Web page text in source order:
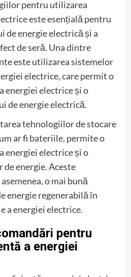
pentru utilizarea
este esențială pentru
de energie electrică și a
de seră. Una dintre
este utilizarea sistemelor
electrice, care permit o
energiei electrice și o
de energie electrică.
tehnologiilor de stocare
ar fi bateriile, permite o
energiei electrice și o
energie. Aceste
o mai bună
energie regenerabilă în
a energiei electrice.
pentru
a energiei